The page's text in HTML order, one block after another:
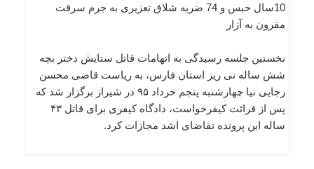
10سال حبس و 74 ضربه شلاق تعزیری به جرم سرقت
مقرون به آزار
نخستین جلسه رسیدگی به اتهامات قاتل ستایش دختر بچه
شش ساله نی ریز استان فارس، به ریاست قاضی محسن
رجایی نیا چهارشنبه پنجم خرداد ۹۵ در شیراز برگزار شد که
پس از قرائت کیفرخواست، دادگاه کیفری برای قاتل ۴۳
ساله این پرونده تقاضای اشد مجازات کرد.